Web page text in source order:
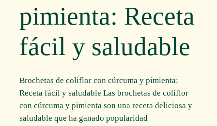
pimienta: Receta
fácil y saludable
Brochetas de coliflor con cúrcuma y pimienta:
Receta fácil y saludable Las brochetas de coliflor
con cúrcuma y pimienta son una receta deliciosa y
saludable que ha ganado popularidad